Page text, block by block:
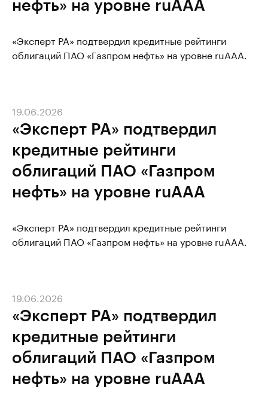
нефть» на уровне ruAAA
«Эксперт РА» подтвердил кредитные рейтинги
облигаций ПАО «Газпром нефть» на уровне ruAAA.
«Эксперт РА» подтвердил
кредитные рейтинги
облигаций ПАО «Газпром
нефть» на уровне ruAAA
19.06.2026
«Эксперт РА» подтвердил кредитные рейтинги
облигаций ПАО «Газпром нефть» на уровне ruAAA.
«Эксперт РА» подтвердил
кредитные рейтинги
облигаций ПАО «Газпром
нефть» на уровне ruAAA
19.06.2026